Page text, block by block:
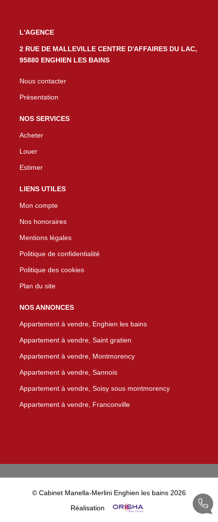
L'AGENCE
2 RUE DE MALLEVILLE CENTRE D'AFFAIRES DU LAC,
95880 ENGHIEN LES BAINS
Nous contacter
Présentation
NOS SERVICES
Acheter
Louer
Estimer
LIENS UTILES
Mon compte
Nos honoraires
Mentions légales
Politique de confidentialité
Politique des cookies
Plan du site
NOS ANNONCES
Appartement à vendre, Enghien les bains
Appartement à vendre, Saint gratien
Appartement à vendre, Montmorency
Appartement à vendre, Sannois
Appartement à vendre, Soisy sous montmorency
Appartement à vendre, Franconville
© Cabinet Manella-Merlini Enghien les bains 2026
Réalisation